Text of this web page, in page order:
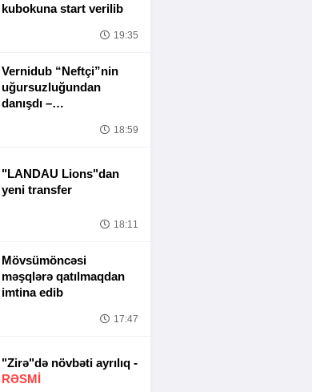
kubokuna start verilib
19:35
Vernidub “Neftçi”nin
uğursuzluğundan
danışdı –
TAMAMILƏ MƏNIM 18:59
"LANDAU Lions"dan
yeni transfer
18:11
Mövsümöncəsi
məşqlərə qatılmaqdan
imtina edib
17:47
"Zirə"də növbəti ayrılıq -
RƏSMİ